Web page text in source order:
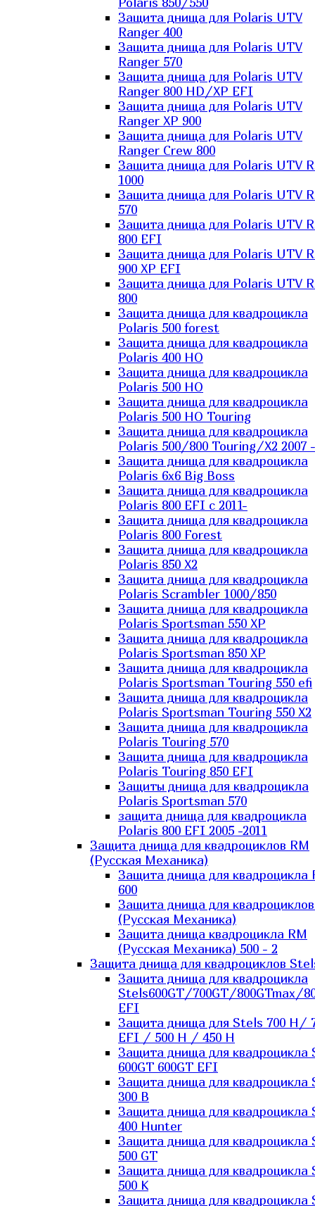
Защита днища для Polaris UTV
Ranger 400
Защита днища для Polaris UTV
Ranger 570
Защита днища для Polaris UTV
Ranger 800 HD/XP EFI
Защита днища для Polaris UTV
Ranger XP 900
Защита днища для Polaris UTV
Ranger Сrew 800
Защита днища для Polaris UTV
1000
Защита днища для Polaris UTV
570
Защита днища для Polaris UTV
800 EFI
Защита днища для Polaris UTV
900 XP EFI
Защита днища для Polaris UTV
800
Защита днища для квадроцикла
Polaris 500 forest
Защита днища для квадроцикла
Polaris 400 HO
Защита днища для квадроцикла
Polaris 500 HO
Защита днища для квадроцикла
Polaris 500 HO Touring
Защита днища для квадроцикла
Polaris 500/800 Touring/X2 2007 -
Защита днища для квадроцикла
Polaris 6х6 Big Boss
Защита днища для квадроцикла
Polaris 800 EFI с 2011-
Защита днища для квадроцикла
Polaris 800 Forest
Защита днища для квадроцикла
Polaris 850 X2
Защита днища для квадроцикла
Polaris Scrambler 1000/850
Защита днища для квадроцикла
Polaris Sportsman 550 XP
Защита днища для квадроцикла
Polaris Sportsman 850 XP
Защита днища для квадроцикла
Polaris Sportsman Touring 550 efi
Защита днища для квадроцикла
Polaris Sportsman Touring 550 X2
Защита днища для квадроцикла
Polaris Touring 570
Защита днища для квадроцикла
Polaris Touring 850 EFI
Защиты днища для квадроцикла
Polaris Sportsman 570
защита днища для квадроцикла
Polaris 800 EFI 2005 -2011
Защита днища для квадроциклов RM
(Русская Механика)
Защита днища для квадроцикла
600
Защита днища для
(Русская Механика)
Защита днища квадроцикла RM
(Русская Механика) 500 - 2
Защита днища для квадроциклов
Защита днища для квадроцикла
Stels600GT/700GT/800GTmax/
EFI
Защита днища для Stels 700 H/
EFI / 500 H / 450 H
Защита днища для квадроцикла
600GT 600GT EFI
Защита днища для квадроцикла
300 B
Защита днища для квадроцикла
400 Hunter
Защита днища для квадроцикла
500 GT
Защита днища для квадроцикла
500 K
Защита днища для квадроцикла